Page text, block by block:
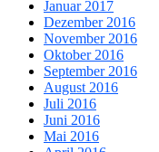
Januar 2017
Dezember 2016
November 2016
Oktober 2016
September 2016
August 2016
Juli 2016
Juni 2016
Mai 2016